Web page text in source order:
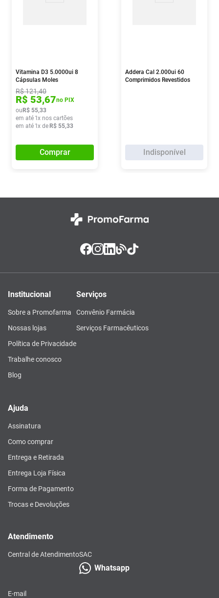
Vitamina D3 5.0000ui 8
Cápsulas Moles
R$121,40
R$ 53,67no PIX
ou R$ 55,33
em até 1x nos cartões
em até 1x de R$ 55,33
Comprar
Addera Cal 2.000ui 60
Comprimidos Revestidos
Indisponível
Institucional
Sobre a Promofarma
Nossas lojas
Política de Privacidade
Trabalhe conosco
Blog
Serviços
Convênio Farmácia
Serviços Farmacêuticos
Ajuda
Assinatura
Como comprar
Entrega e Retirada
Entrega Loja Física
Forma de Pagamento
Trocas e Devoluções
Atendimento
Central de AtendimentoSAC
Whatsapp
E-mail